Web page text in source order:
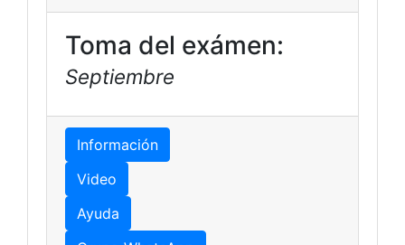
Toma del exámen:
Septiembre
Información
Video
Ayuda